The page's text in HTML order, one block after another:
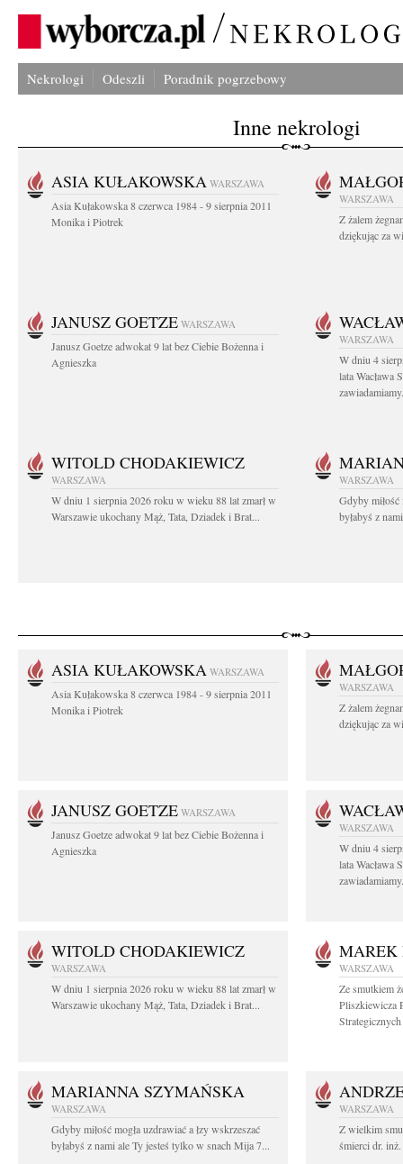
Nekrologi Odeszli Poradnik pogrzebowy
Inne nekrologi
ASIA KUŁAKOWSKA WARSZAWA
Asia Kułakowska 8 czerwca 1984 - 9 sierpnia 2011
Monika i Piotrek
WARSZAWA
Z żalem
dziękując za
JANUSZ GOETZE WARSZAWA
Janusz Goetze adwokat 9 lat bez Ciebie Bożenna i
Agnieszka
WARSZAWA
W dniu 4
lata Wacława
WITOLD CHODAKIEWICZ
WARSZAWA
W dniu 1 sierpnia 2026 roku w wieku 88 lat zmarł w
Warszawie ukochany Mąż, Tata, Dziadek i Brat...
WARSZAWA
Gdyby miłość
byłabyś z
ASIA KUŁAKOWSKA WARSZAWA
Asia Kułakowska 8 czerwca 1984 - 9 sierpnia 2011
Monika i Piotrek
WARSZAWA
Z żalem
dziękując za
JANUSZ GOETZE WARSZAWA
Janusz Goetze adwokat 9 lat bez Ciebie Bożenna i
Agnieszka
WARSZAWA
W dniu 4
lata Wacława
WITOLD CHODAKIEWICZ
WARSZAWA
W dniu 1 sierpnia 2026 roku w wieku 88 lat zmarł w
Warszawie ukochany Mąż, Tata, Dziadek i Brat...
MAREK
WARSZAWA
Ze smutkiem
Pliszkiewicza
MARIANNA SZYMAŃSKA
WARSZAWA
Gdyby miłość mogła uzdrawiać a łzy wskrzeszać
byłabyś z nami ale Ty jesteś tylko w snach Mija 7...
WARSZAWA
Z wielkim
śmierci dr.